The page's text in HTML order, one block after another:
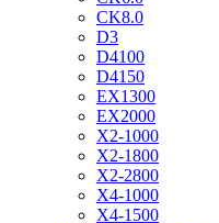
CK8.0
D3
D4100
D4150
EX1300
EX2000
X2-1000
X2-1800
X2-2800
X4-1000
X4-1500